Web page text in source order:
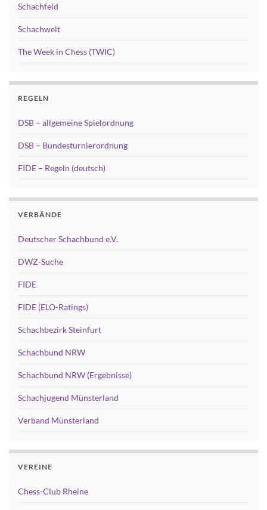
Schachfeld
Schachwelt
The Week in Chess (TWIC)
REGELN
DSB – allgemeine Spielordnung
DSB – Bundesturnierordnung
FIDE – Regeln (deutsch)
VERBÄNDE
Deutscher Schachbund e.V.
DWZ-Suche
FIDE
FIDE (ELO-Ratings)
Schachbezirk Steinfurt
Schachbund NRW
Schachbund NRW (Ergebnisse)
Schachjugend Münsterland
Verband Münsterland
VEREINE
Chess-Club Rheine